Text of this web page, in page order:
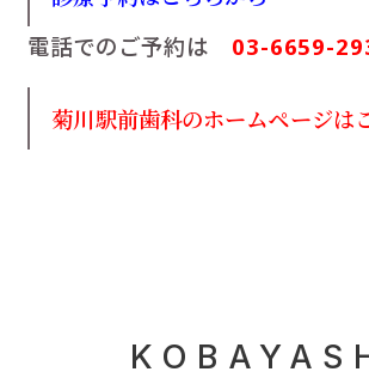
電話でのご予約は 03-6659-
菊川駅前歯科のホームページは